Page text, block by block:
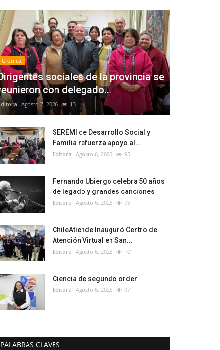
Crónica
sociales de la provincia se
con delegado...
Agosto 7, 2026 13
SEREMI de Desarrollo Social y
Familia refuerza apoyo al...
Editora Agosto 6, 2026 95
Fernando Ubiergo celebra 50 años
de legado y grandes canciones
Editora Agosto 6, 2026 75
ChileAtiende Inauguró Centro de
Atención Virtual en San...
Editora Agosto 6, 2026 101
Ciencia de segundo orden
Editora Agosto 6, 2026 97
PALABRAS CLAVES